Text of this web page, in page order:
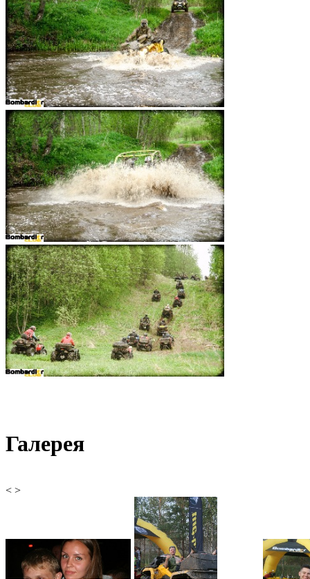
Галерея
< >